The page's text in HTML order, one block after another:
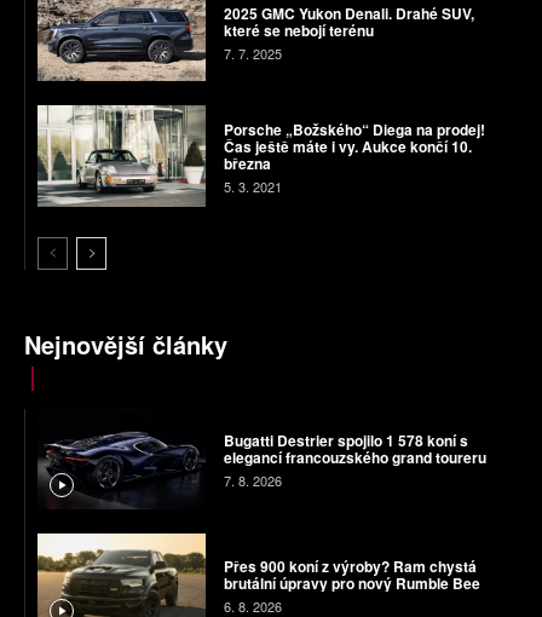
2025 GMC Yukon Denali. Drahé SUV,
které se nebojí terénu
7. 7. 2025
Porsche „Božského“ Diega na prodej!
Čas ještě máte i vy. Aukce končí 10.
března
5. 3. 2021
Nejnovější články
Bugatti Destrier spojilo 1 578 koní s
elegancí francouzského grand toureru
7. 8. 2026
Přes 900 koní z výroby? Ram chystá
brutální úpravy pro nový Rumble Bee
6. 8. 2026